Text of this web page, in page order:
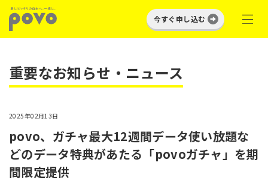
今すぐ申し込む
重要なお知らせ・ニュース
2025年02月13日
povo、ガチャ最大12週間データ使い放題な
どのデータ特典があたる「povoガチャ」を期
間限定提供